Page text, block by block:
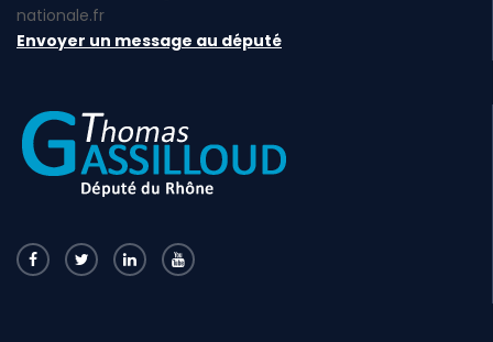
nationale.fr
Envoyer un message au député